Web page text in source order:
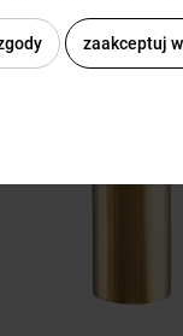
zaakceptuj